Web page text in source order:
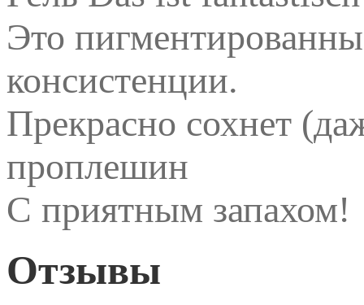
Это
консистенции.
Прекрасно сохнет
проплешин
С приятным запахом!
Отзывы